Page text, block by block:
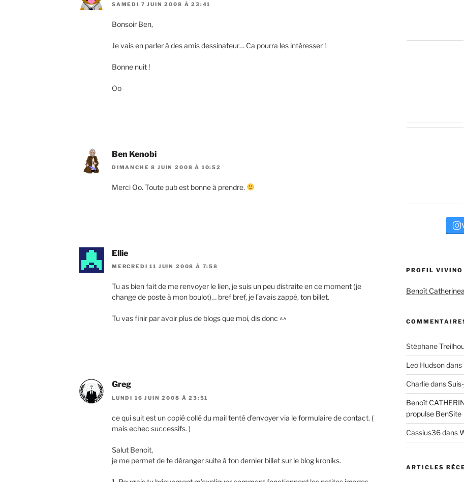
SAMEDI 7 JUIN 2008 À 23:41
Bonsoir Ben,
Je vais en parler à des amis dessinateur… Ca pourra les intéresser !
Bonne nuit !
Oo
Ben Kenobi
DIMANCHE 8 JUIN 2008 À 10:52
Merci Oo. Toute pub est bonne à prendre.
Ellie
MERCREDI 11 JUIN 2008 À 7:58
Tu as bien fait de me renvoyer le lien, je suis un peu distraite en ce moment (je
change de poste à mon boulot)… bref bref, je l’avais zappé, ton billet.
Tu vas finir par avoir plus de blogs que moi, dis donc ^^
Greg
LUNDI 16 JUIN 2008 À 23:51
ce qui suit est un copié collé du mail tenté d’envoyer via le formulaire de contact. (
mais echec successifs. )
Salut Benoit,
je me permet de te déranger suite à ton dernier billet sur le blog kroniks.
PROFIL VIVINO
Benoît
Stéphane Treilhou
Leo Hudsondans
Charliedans
Benoît
propulse BenSite
Cassius36dans
ARTICLES